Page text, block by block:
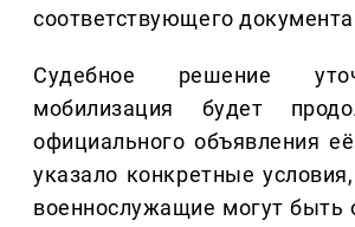
соответствующего
Судебное решение
мобилизация будет
официального объявления
указало конкретные
военнослужащие могут быть